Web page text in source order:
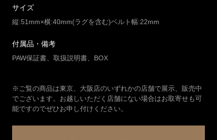
サイズ
縦:51mm×横:40mm(ラグを含む)ベルト幅:22mm
付属品・備考
PAW保証書、取扱説明書、BOX
※ご覧の商品は東京、大阪店のいずれかの店舗で展示、販売中
でございます。お越しいただく店舗にない場合はお取寄せも可
能ですのでぜひお申し付けください。